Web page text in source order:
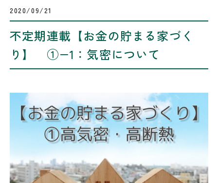
2020/09/21
不定期連載【お金の貯まる家づく
り】 ①−1：気密について